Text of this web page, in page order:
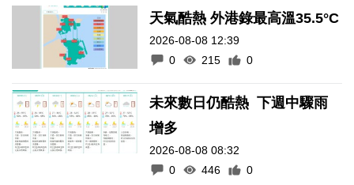
天氣酷熱 外港錄最高溫35.5°C
2026-08-08 12:39
0
215 0
未來數日仍酷熱 下週中驟雨
增多
2026-08-08 08:32
0
446 0